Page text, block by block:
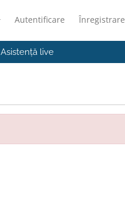
Autentificare Înregistrare
Asistență live